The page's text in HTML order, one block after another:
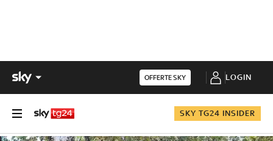
OFFERTE SKY LOGIN
SKY TG24 INSIDER